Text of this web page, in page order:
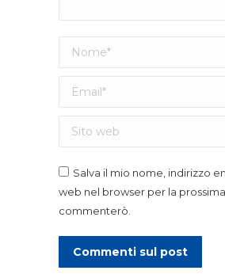
Nome *
Email *
Sito web
Salva il mio nome, indirizzo
web nel browser per la
commenterò.
Commenti sul post